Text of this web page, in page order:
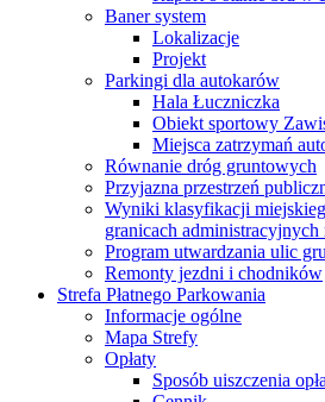
Baner system
Lokalizacje
Projekt
Parkingi dla autokarów
Hala Łuczniczka
Obiekt sportowy
Miejsca zatrzymań
Równanie dróg gruntowych
Przyjazna przestrzeń
Wyniki klasyfikacji
granicach
Program utwardzania ulic
Remonty jezdni i chodników
Strefa Płatnego Parkowania
Informacje ogólne
Mapa Strefy
Opłaty
Sposób uiszczenia